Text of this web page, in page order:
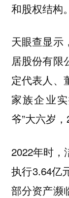
和股权结构。
天眼查显示
居股份有限
定代表人、
家族企业
爷”大六岁
2022年时，
执行3.64亿
部分资产濒